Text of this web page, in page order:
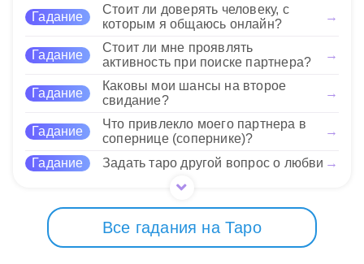
действовать на основе логики.
14 Нравится
Будьте готовы к переменам
— они могут принести вам неожиданные успехи
или новые возможности.
14 Нравится
Гадание
Стоит ли доверять человеку, с
которым я общаюсь онлайн?
→
Гадание
Стоит ли мне проявлять
активность при поиске партнера?
→
Гадание
Каковы мои шансы на второе
свидание?
→
Гадание
Что привлекло моего партнера в
сопернице (сопернике)?
→
Гадание Задать таро другой вопрос о любви →
Все гадания на Таро